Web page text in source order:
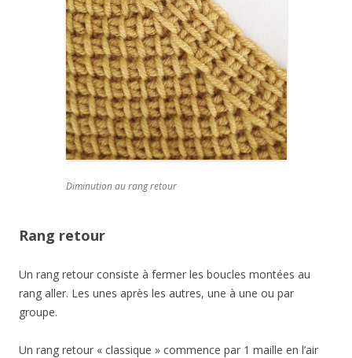
Diminution au rang retour
Rang retour
Un rang retour consiste à fermer les boucles montées au
rang aller. Les unes après les autres, une à une ou par
groupe.
Un rang retour « classique » commence par 1 maille en l’air